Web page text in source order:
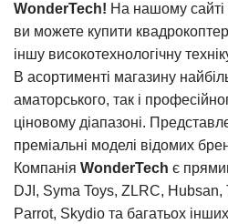
WonderTech! На нашому сайті
ви можете купити
іншу високотехнологічну
В асортименті магазину
аматорського, так і
ціновому діапазоні.
преміальні моделі відомих
Компанія WonderTech є
DJI, Syma Toys, ZLRC,
Parrot, Skydio та багатьох